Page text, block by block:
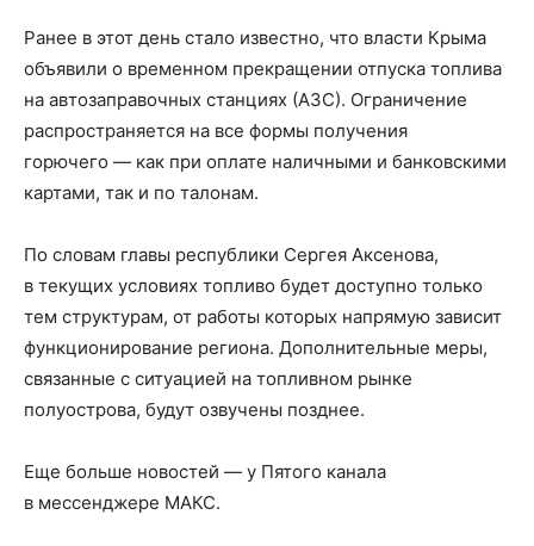
Ранее в этот день стало известно, что власти Крыма
объявили о временном прекращении отпуска топлива
на автозаправочных станциях (АЗС). Ограничение
распространяется на все формы получения
горючего — как при оплате наличными и банковскими
картами, так и по талонам.
По словам главы республики Сергея Аксенова,
в текущих условиях топливо будет доступно только
тем структурам, от работы которых напрямую зависит
функционирование региона. Дополнительные меры,
связанные с ситуацией на топливном рынке
полуострова, будут озвучены позднее.
Еще больше новостей — у Пятого канала
в мессенджере МАКС.